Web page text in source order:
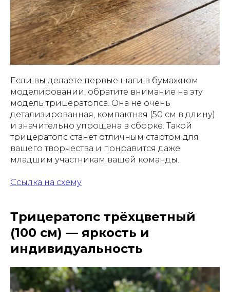
Если вы делаете первые шаги в бумажном
моделировании, обратите внимание на эту
модель трицератопса. Она не очень
детализированная, компактная (50 см в длину)
и значительно упрощена в сборке. Такой
трицератопс станет отличным стартом для
вашего творчества и понравится даже
младшим участникам вашей команды.
Ссылка на схему
Трицератопс трёхцветный
(100 см) — яркость и
индивидуальность